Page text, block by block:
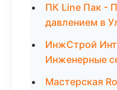
ПК Line Пак -
давлением в
ИнжСтрой
Инженерные
Мастерская